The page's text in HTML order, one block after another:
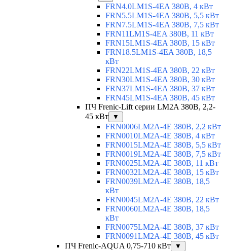
FRN4.0LM1S-4EA 380В, 4 кВт
FRN5.5LM1S-4EA 380В, 5,5 кВт
FRN7.5LM1S-4EA 380В, 7,5 кВт
FRN11LM1S-4EA 380В, 11 кВт
FRN15LM1S-4EA 380В, 15 кВт
FRN18.5LM1S-4EA 380В, 18,5
кВт
FRN22LM1S-4EA 380В, 22 кВт
FRN30LM1S-4EA 380В, 30 кВт
FRN37LM1S-4EA 380В, 37 кВт
FRN45LM1S-4EA 380В, 45 кВт
ПЧ Frenic-Lift серии LM2A 380В, 2,2-
45 кВт
▼
FRN0006LM2A-4E 380В, 2,2 кВт
FRN0010LM2A-4E 380В, 4 кВт
FRN0015LM2A-4E 380В, 5,5 кВт
FRN0019LM2A-4E 380В, 7,5 кВт
FRN0025LM2A-4E 380В, 11 кВт
FRN0032LM2A-4E 380В, 15 кВт
FRN0039LM2A-4E 380В, 18,5
кВт
FRN0045LM2A-4E 380В, 22 кВт
FRN0060LM2A-4E 380В, 18,5
кВт
FRN0075LM2A-4E 380В, 37 кВт
FRN0091LM2A-4E 380В, 45 кВт
ПЧ Frenic-AQUA 0,75-710 кВт
▼